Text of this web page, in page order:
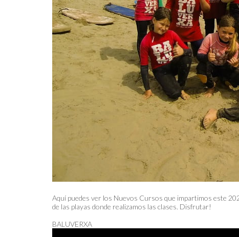
Aquí puedes ver los Nuevos Cursos que impartimos este
de las playas donde realizamos las clases. Disfrutar!
BALUVERXA